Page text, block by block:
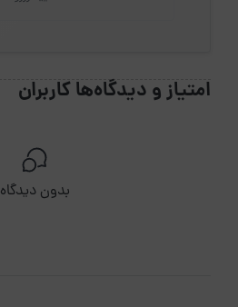
امتیاز و دیدگاه‌ها کاربران
بدون دیدگاه